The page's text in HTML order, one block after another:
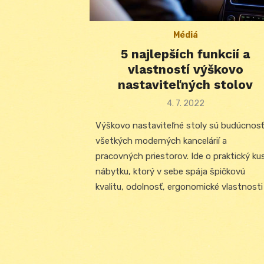
Médiá
5 najlepších funkcií a
vlastností výškovo
nastaviteľných stolov
Posted
4. 7. 2022
Výškovo nastaviteľné stoly sú
všetkých moderných kancelárií a
pracovných priestorov. Ide o praktický
nábytku, ktorý v sebe spája špičkovú
kvalitu, odolnosť, ergonomické vlastnosti